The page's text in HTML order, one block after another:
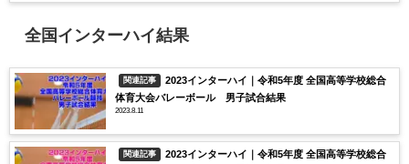
全国インターハイ結果
関連記事
2023インターハイ｜令和5年度 全国高等学校総合
体育大会バレーボール 男子試合結果
2023.8.11
関連記事
2023インターハイ｜令和5年度 全国高等学校総合